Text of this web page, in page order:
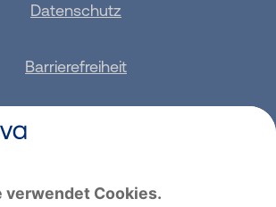
Datenschutz
Barrierefreiheit